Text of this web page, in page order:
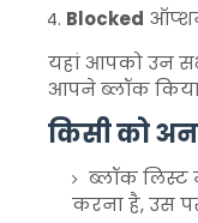
Blocked
यहां आपको उन
आपने ब्लॉक
किसी को
ब्लॉक
करना है, उस